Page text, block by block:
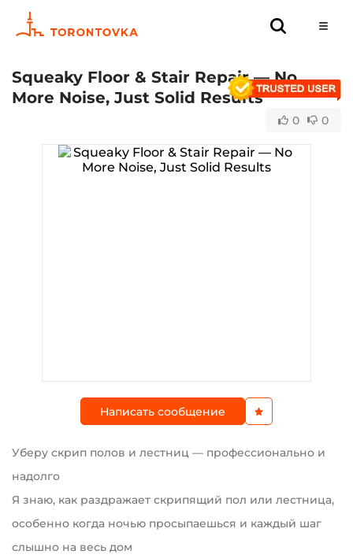
Squeaky Floor & Stair Repair — No
More Noise, Just Solid Results
0 0
Написать сообщение
Уберу скрип полов и лестниц — профессионально и
надолго
Я знаю, как раздражает скрипящий пол или лестница,
особенно когда ночью просыпаешься и каждый шаг
слышно на весь дом